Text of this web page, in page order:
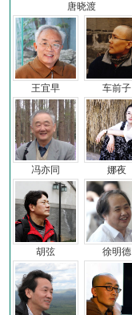
唐晓渡
王宜早 车前子
冯亦同 娜夜
胡弦 徐明德